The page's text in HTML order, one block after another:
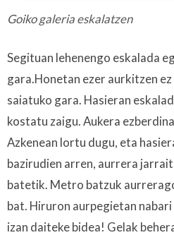
Goiko galeria eskalatzen
Segituan lehenengo eskalada
gara.Honetan ezer aurkitzen
saiatuko gara. Hasieran
kostatu zaigu. Aukera
Azkenean lortu dugu, eta
bazirudien arren, aurrera
batetik. Metro batzuk
bat. Hiruron aurpegietan
izan daiteke bidea! Gelak